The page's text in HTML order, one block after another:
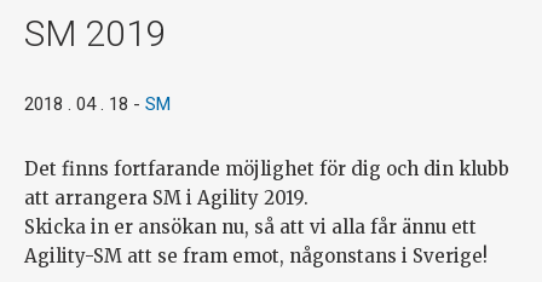
SM 2019
2018 . 04 . 18 - SM
Det finns fortfarande möjlighet för dig och din klubb
att arrangera SM i Agility 2019.
Skicka in er ansökan nu, så att vi alla får ännu ett
Agility-SM att se fram emot, någonstans i Sverige!